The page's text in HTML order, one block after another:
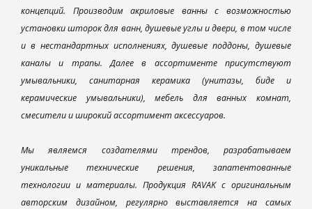
концепций. Производим акриловые ванны с возможностью
установки шторок для ванн, душевые углы и двери, в том числе
и в нестандартных исполнениях, душевые поддоны, душевые
каналы и трапы. Далее в ассортименте присутствуют
умывальники, санитарная керамика (унитазы, биде и
керамические умывальники), мебель для ванных комнат,
смесители и широкий ассортимент аксессуаров.
Мы являемся создателями трендов, разрабатываем
уникальные технические решения, запатентованные
технологии и материалы. Продукция RAVAK с оригинальным
авторским дизайном, регулярно выставляется на самых